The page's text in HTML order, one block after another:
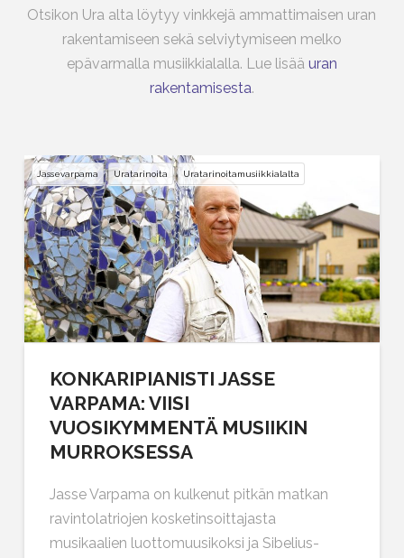
Otsikon Ura alta löytyy vinkkejä ammattimaisen uran
rakentamiseen sekä selviytymiseen melko
epävarmalla musiikkialalla. Lue lisää uran
rakentamisesta.
KONKARIPIANISTI JASSE
VARPAMA: VIISI
VUOSIKYMMENTÄ MUSIIKIN
MURROKSESSA
Jasse Varpama on kulkenut pitkän matkan
ravintolatriojen kosketinsoittajasta
musikaalien luottomuusikoksi ja Sibelius-
Jassevarpama Uratarinoita Uratarinoitamusiikkialalta